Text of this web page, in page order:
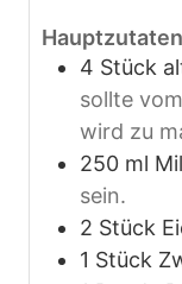
Hauptzutaten
4 Stück
sollte
wird zu
250 ml
sein.
2 Stück
1 Stück